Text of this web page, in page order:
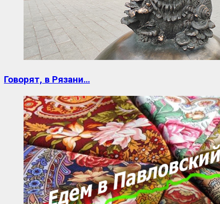
Говорят, в Рязани…